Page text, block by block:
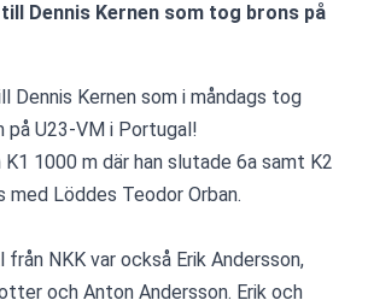
Dennis Kernen som tog brons på
Kernen som i måndags tog
på U23-VM i Portugal!
K1 1000 m där han slutade 6a samt K2
med Löddes Teodor Orban.
NKK var också Erik Andersson,
och Anton Andersson. Erik och